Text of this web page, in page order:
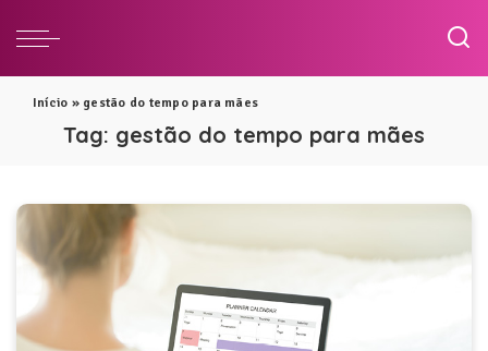
Início » gestão do tempo para mães
Tag: gestão do tempo para mães